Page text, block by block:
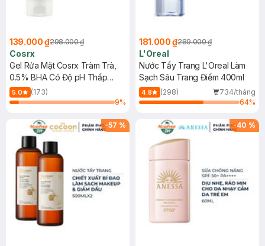
139.000 ₫298.000 ₫
Cosrx
Gel Rửa Mặt Cosrx Tràm Trà,
0.5% BHA Có Độ pH Thấp
150ml
5.0
(173)
9%
181.000 ₫289.000 ₫
L'Oreal
Nước Tẩy Trang L'Oreal Làm
Sạch Sâu Trang Điểm 400ml
4.8 (298)
734/tháng
64%
-57 % -40 %